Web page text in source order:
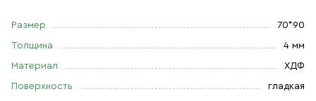
Размер 70*90
Толщина 4 мм
Материал ХДФ
Поверхность гладкая